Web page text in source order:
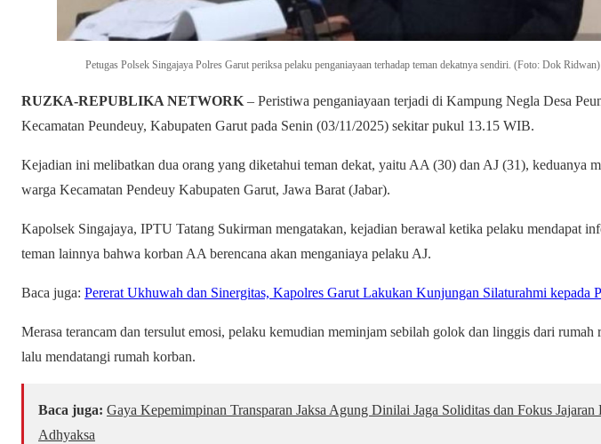
Petugas Polsek Singajaya Polres Garut periksa pelaku penganiayaan terhadap teman dekatnya sendiri. (Foto: Dok Ridwan)
RUZKA-REPUBLIKA NETWORK – Peristiwa penganiayaan terjadi di Kampung Negla Desa
Kecamatan Peundeuy, Kabupaten Garut pada Senin (03/11/2025) sekitar pukul 13.15 WIB.
Kejadian ini melibatkan dua orang yang diketahui teman dekat, yaitu AA (30) dan AJ (31), keduanya
warga Kecamatan Pendeuy Kabupaten Garut, Jawa Barat (Jabar).
Kapolsek Singajaya, IPTU Tatang Sukirman mengatakan, kejadian berawal ketika pelaku mendapat
teman lainnya bahwa korban AA berencana akan menganiaya pelaku AJ.
Baca juga: Pererat Ukhuwah dan Sinergitas, Kapolres Garut Lakukan Kunjungan Silaturahmi kepada
Merasa terancam dan tersulut emosi, pelaku kemudian meminjam sebilah golok dan linggis dari rumah
lalu mendatangi rumah korban.
Baca juga: Gaya Kepemimpinan Transparan Jaksa Agung Dinilai Jaga Soliditas dan Fokus Jajaran
Adhyaksa